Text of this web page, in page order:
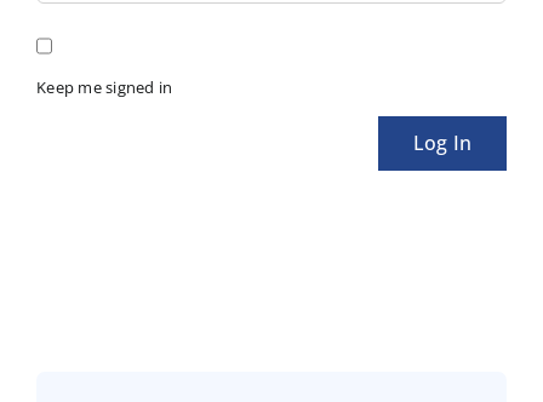
Keep me signed in
Log In